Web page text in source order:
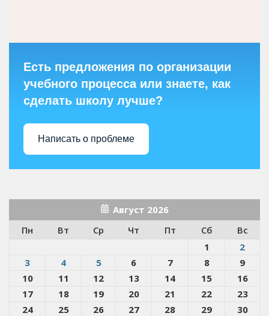
Есть предложения по организации
учебного процесса или знаете, как
сделать школу лучше?
Написать о проблеме
Август 2026
Пн
Вт Ср Чт Пт Сб
Вс
1
2
3
4 5 6 7 8
9
10
11 12 13 14 15
16
17
18 19 20 21 22
23
24
25 26 27 28 29
30